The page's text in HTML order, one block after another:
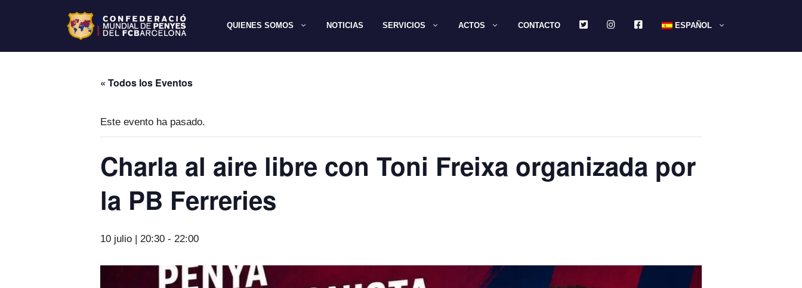
QUIENES SOMOS NOTICIAS SERVICIOS ACTOS CONTACTO TWITTERINSTAGRAMFACEBOOKESPAÑOL
« Todos los Eventos
Este evento ha pasado.
Charla al aire libre con Toni Freixa organizada por
la PB Ferreries
10 julio | 20:30 - 22:00